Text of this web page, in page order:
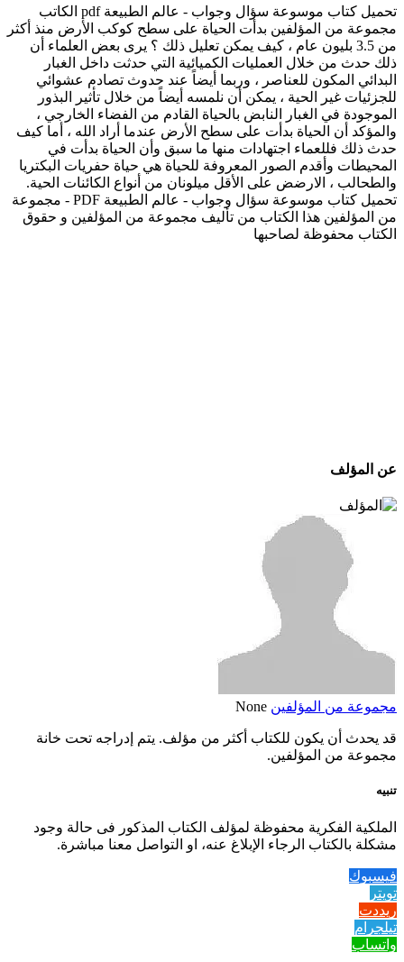
تحميل كتاب موسوعة سؤال وجواب - عالم الطبيعة pdf الكاتب
مجموعة من المؤلفين بدأت الحياة على سطح كوكب الأرض منذ أكثر
من 3.5 بليون عام ، كيف يمكن تعليل ذلك ؟ يرى بعض العلماء أن
ذلك حدث من خلال العمليات الكميائية التي حدثت داخل الغبار
البدائي المكون للعناصر ، وربما أيضاً عند حدوث تصادم عشوائي
للجزئيات غير الحية ، يمكن أن نلمسه أيضاً من خلال تأثير البذور
الموجودة في الغبار النابض بالحياة القادم من الفضاء الخارجي ،
والمؤكد أن الحياة بدأت على سطح الأرض عندما أراد الله ، أما كيف
حدث ذلك فللعماء اجتهادات منها ما سبق وأن الحياة بدأت في
المحيطات وأقدم الصور المعروفة للحياة هي حياة حفريات البكتريا
والطحالب ، الارضض على الأقل ميلونان من أنواع الكائنات الحية.
تحميل كتاب موسوعة سؤال وجواب - عالم الطبيعة PDF - مجموعة
من المؤلفين هذا الكتاب من تأليف مجموعة من المؤلفين و حقوق
الكتاب محفوظة لصاحبها
عن المؤلف
مجموعة من المؤلفين None
قد يحدث أن يكون للكتاب أكثر من مؤلف. يتم إدراجه تحت خانة
مجموعة من المؤلفين.
تنبيه
الملكية الفكرية محفوظة لمؤلف الكتاب المذكور فى حالة وجود
مشكلة بالكتاب الرجاء الإبلاغ عنه، او التواصل معنا مباشرة.
فيسبوك
تويتر
ريددت
تيلجرام
واتساب